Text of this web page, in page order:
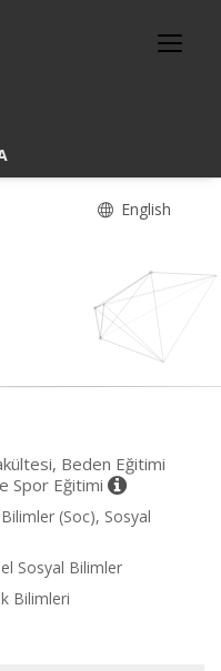
English
Beden Eğitimi
Spor Eğitimi
(Soc), Sosyal
Sosyal Bilimler
Bilimleri